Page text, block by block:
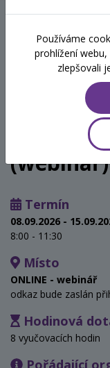
šablony
AI pro
ušetřit
zvýšení
(webinář)
Termín
08.09.2026 -
8:00 - 11:30
Místo
ONLINE - webinář
odkaz bude zaslán
Hodinová
8 vyučovacích hodin
Pořádající
Používáme
prohlížení
zlepšovali